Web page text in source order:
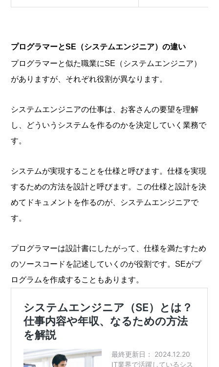
プログラマーとSE（システムエンジニア）の違い
プログラマーと似た職業にSE（システムエンジニア）
がありますが、それぞれ役割が異なります。
システムエンジニアの仕事は、お客さんの要望を理解
し、どういうシステムを作るのかを決定していく業務で
す。
システムが実現することを仕様と呼びます。仕様を実現
するための方法を設計と呼びます。この仕様と設計を決
めてドキュメントを作るのが、システムエンジニアで
す。
プログラマーは設計書にしたがって、仕様を満たすため
のソースコードを記述していくのが役割です。SEがプ
ログラムを作成することもあります。